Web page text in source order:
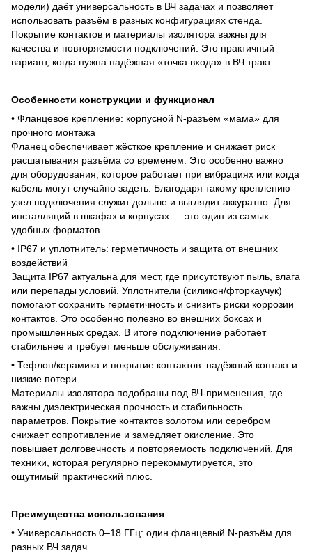
модели) даёт универсальность в ВЧ задачах и позволяет
использовать разъём в разных конфигурациях стенда.
Покрытие контактов и материалы изолятора важны для
качества и повторяемости подключений. Это практичный
вариант, когда нужна надёжная «точка входа» в ВЧ тракт.
Особенности конструкции и функционал
• Фланцевое крепление: корпусной N-разъём «мама» для
прочного монтажа
Фланец обеспечивает жёсткое крепление и снижает риск
расшатывания разъёма со временем. Это особенно важно
для оборудования, которое работает при вибрациях или когда
кабель могут случайно задеть. Благодаря такому креплению
узел подключения служит дольше и выглядит аккуратно. Для
инсталляций в шкафах и корпусах — это один из самых
удобных форматов.
• IP67 и уплотнитель: герметичность и защита от внешних
воздействий
Защита IP67 актуальна для мест, где присутствуют пыль, влага
или перепады условий. Уплотнители (силикон/фторкаучук)
помогают сохранить герметичность и снизить риски коррозии
контактов. Это особенно полезно во внешних боксах и
промышленных средах. В итоге подключение работает
стабильнее и требует меньше обслуживания.
• Тефлон/керамика и покрытие контактов: надёжный контакт и
низкие потери
Материалы изолятора подобраны под ВЧ-применения, где
важны диэлектрическая прочность и стабильность
параметров. Покрытие контактов золотом или серебром
снижает сопротивление и замедляет окисление. Это
повышает долговечность и повторяемость подключений. Для
техники, которая регулярно перекоммутируется, это
ощутимый практический плюс.
Преимущества использования
• Универсальность 0–18 ГГц: один фланцевый N-разъём для
разных ВЧ задач